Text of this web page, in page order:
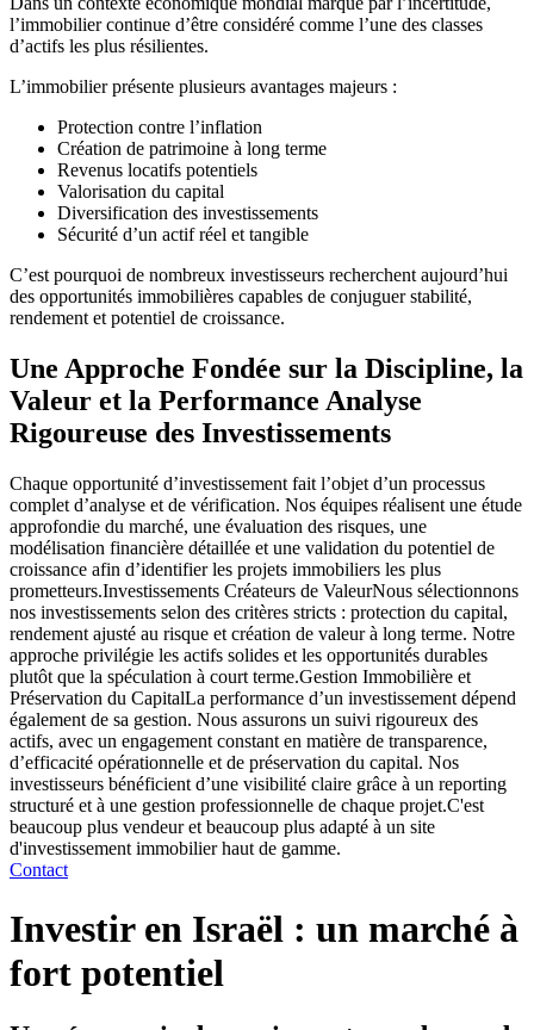
l’immobilier continue d’être considéré comme l’une des classes
d’actifs les plus résilientes.
L’immobilier présente plusieurs avantages majeurs :
Protection contre l’inflation
Création de patrimoine à long terme
Revenus locatifs potentiels
Valorisation du capital
Diversification des investissements
Sécurité d’un actif réel et tangible
C’est pourquoi de nombreux investisseurs recherchent aujourd’hui
des opportunités immobilières capables de conjuguer stabilité,
rendement et potentiel de croissance.
Une Approche Fondée sur la Discipline, la
Valeur et la Performance Analyse
Rigoureuse des Investissements
Chaque opportunité d’investissement fait l’objet d’un processus
complet d’analyse et de vérification. Nos équipes réalisent une étude
approfondie du marché, une évaluation des risques, une
modélisation financière détaillée et une validation du potentiel de
croissance afin d’identifier les projets immobiliers les plus
prometteurs.Investissements Créateurs de ValeurNous sélectionnons
nos investissements selon des critères stricts : protection du capital,
rendement ajusté au risque et création de valeur à long terme. Notre
approche privilégie les actifs solides et les opportunités durables
plutôt que la spéculation à court terme.Gestion Immobilière et
Préservation du CapitalLa performance d’un investissement dépend
également de sa gestion. Nous assurons un suivi rigoureux des
actifs, avec un engagement constant en matière de transparence,
d’efficacité opérationnelle et de préservation du capital. Nos
investisseurs bénéficient d’une visibilité claire grâce à un reporting
structuré et à une gestion professionnelle de chaque projet.C'est
beaucoup plus vendeur et beaucoup plus adapté à un site
d'investissement immobilier haut de gamme.
Contact
Investir en Israël : un marché à
fort potentiel